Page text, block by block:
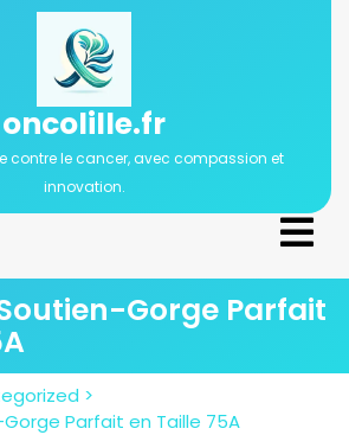
oncolille.fr
contre le cancer, avec compassion et
innovation.
Gorge Parfait
>
Parfait en Taille 75A